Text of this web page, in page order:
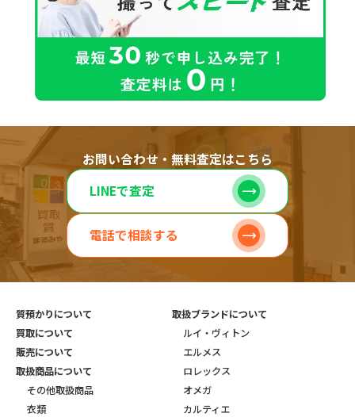
お問い合わせ・無料査定はこちら
LINEで査定
電話で相談する
質預かりについて
買取について
販売について
取扱商品について
その他取扱商品
衣類
取扱ブランドについて
ルイ・ヴィトン
エルメス
ロレックス
オメガ
カルティエ